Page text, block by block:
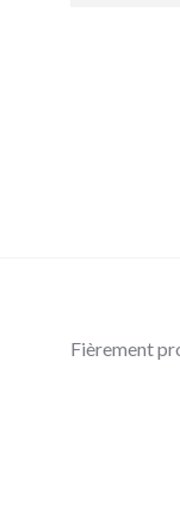
Fièrement